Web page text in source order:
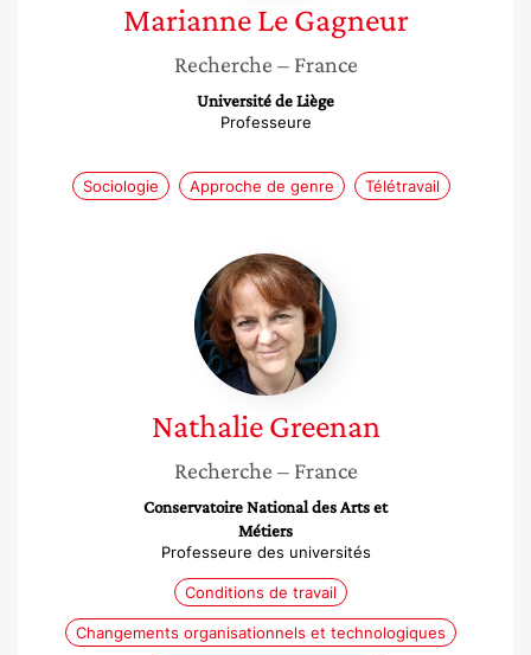
Marianne Le Gagneur
Recherche – France
Université de Liège
Professeure
Sociologie Approche de genre Télétravail
Nathalie
Greenan
Nathalie Greenan
Recherche – France
Conservatoire National des Arts et
Métiers
Professeure des universités
Conditions de travail
Changements organisationnels et technologiques